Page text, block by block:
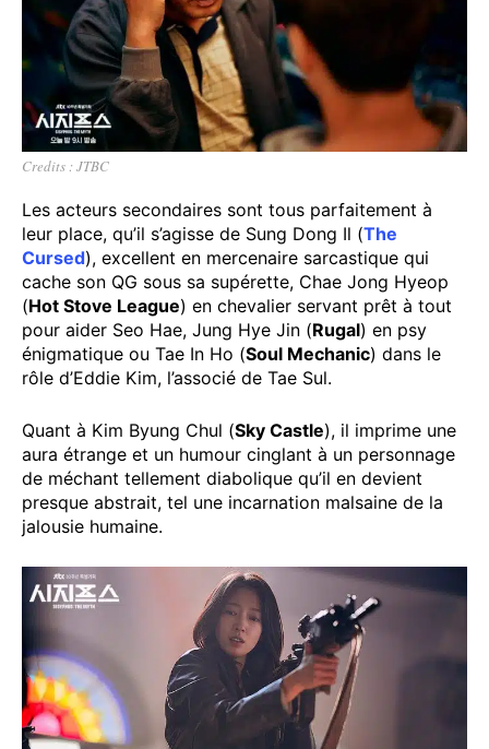
Credits : JTBC
Les acteurs secondaires sont tous parfaitement à
leur place, qu’il s’agisse de Sung Dong Il (The
Cursed), excellent en mercenaire sarcastique qui
cache son QG sous sa supérette, Chae Jong Hyeop
(Hot Stove League) en chevalier servant prêt à tout
pour aider Seo Hae, Jung Hye Jin (Rugal) en psy
énigmatique ou Tae In Ho (Soul Mechanic) dans le
rôle d’Eddie Kim, l’associé de Tae Sul.
Quant à Kim Byung Chul (Sky Castle), il imprime une
aura étrange et un humour cinglant à un personnage
de méchant tellement diabolique qu’il en devient
presque abstrait, tel une incarnation malsaine de la
jalousie humaine.